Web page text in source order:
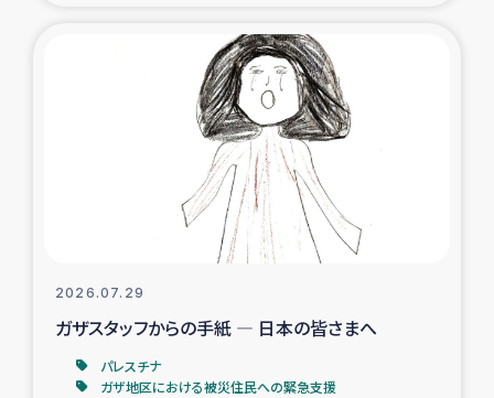
ガザ地区酪農を通した女性グループの生計支援
ふりかけ普及と食生活改善による栄養改善事業
フェアトレード事業
緊急支援事業
女性の生計向上を通じた子どもの栄養改善事業
民際教育
食べる
2026.07.29
ガザスタッフからの手紙 ― 日本の皆さまへ
パレスチナ
ガザ地区における被災住民への緊急支援